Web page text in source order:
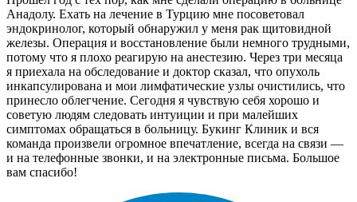
Анадолу. Ехать на лечение в Турцию мне посоветовал
эндокринолог, который обнаружил у меня рак щитовидной
железы. Операция и восстановление были немного трудными,
потому что я плохо реагирую на анестезию. Через три месяца
я приехала на обследование и доктор сказал, что опухоль
инкапсулирована и мои лимфатические узлы очистились, что
принесло облегчение. Сегодня я чувствую себя хорошо и
советую людям следовать интуиции и при малейших
симптомах обращаться в больницу. Букинг Клиник и вся
команда произвели огромное впечатление, всегда на связи —
и на телефонные звонки, и на электронные письма. Большое
вам спасибо!